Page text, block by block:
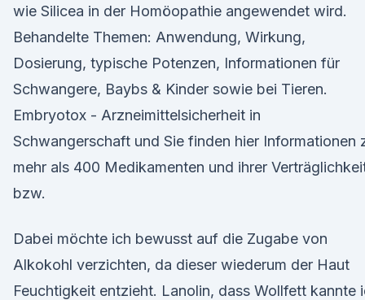
wie Silicea in der Homöopathie angewendet wird.
Behandelte Themen: Anwendung, Wirkung,
Dosierung, typische Potenzen, Informationen für
Schwangere, Baybs & Kinder sowie bei Tieren.
Embryotox - Arzneimittelsicherheit in
Schwangerschaft und Sie finden hier Informationen
mehr als 400 Medikamenten und ihrer
bzw.
Dabei möchte ich bewusst auf die Zugabe von
Alkokohl verzichten, da dieser wiederum der Haut
Feuchtigkeit entzieht. Lanolin, dass Wollfett kannte